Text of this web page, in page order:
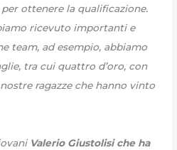
ottenere la qualificazione.
ricevuto importanti e
team, ad esempio, abbiamo
tra cui quattro d’oro, con
ragazze che hanno vinto
Valerio Giustolisi che ha